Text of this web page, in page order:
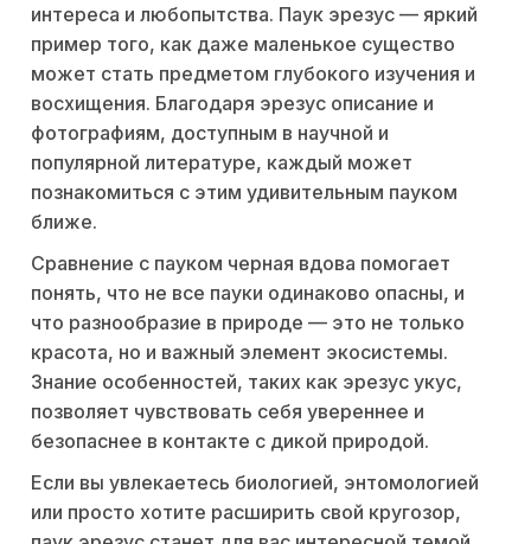
интереса и любопытства. Паук эрезус — яркий
пример того, как даже маленькое существо
может стать предметом глубокого изучения и
восхищения. Благодаря эрезус описание и
фотографиям, доступным в научной и
популярной литературе, каждый может
познакомиться с этим удивительным пауком
ближе.
Сравнение с пауком черная вдова помогает
понять, что не все пауки одинаково опасны, и
что разнообразие в природе — это не только
красота, но и важный элемент экосистемы.
Знание особенностей, таких как эрезус укус,
позволяет чувствовать себя увереннее и
безопаснее в контакте с дикой природой.
Если вы увлекаетесь биологией, энтомологией
или просто хотите расширить свой кругозор,